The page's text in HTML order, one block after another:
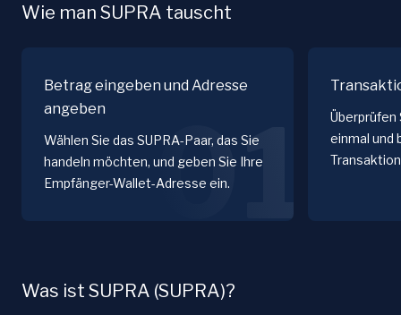
Wie man SUPRA tauscht
Betrag eingeben und Adresse
angeben
Wählen Sie das SUPRA-Paar, das Sie
handeln möchten, und geben Sie Ihre
Empfänger-Wallet-Adresse ein.
01
Überprüfen
einmal und
Was ist SUPRA (SUPRA)?